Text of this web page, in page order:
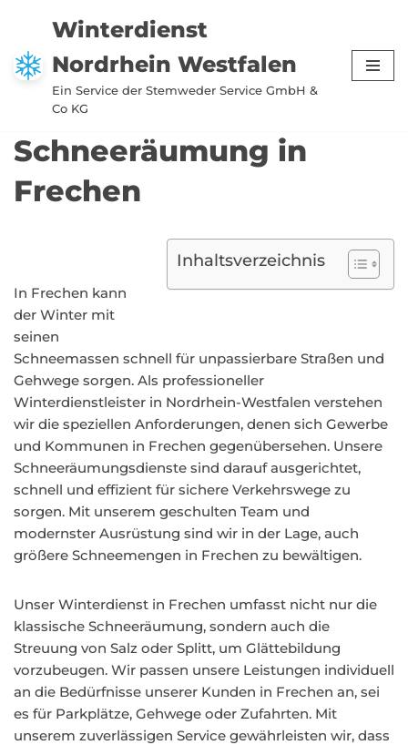
Zum
Inhalt
springen
Winterdienst
Nordrhein Westfalen
Ein Service der Stemweder Service GmbH &
Co KG
Schneeräumung in
Frechen
Inhaltsverzeichnis
In Frechen kann
der Winter mit
seinen
Schneemassen schnell für unpassierbare Straßen und
Gehwege sorgen. Als professioneller
Winterdienstleister in Nordrhein-Westfalen verstehen
wir die speziellen Anforderungen, denen sich Gewerbe
und Kommunen in Frechen gegenübersehen. Unsere
Schneeräumungsdienste sind darauf ausgerichtet,
schnell und effizient für sichere Verkehrswege zu
sorgen. Mit unserem geschulten Team und
modernster Ausrüstung sind wir in der Lage, auch
größere Schneemengen in Frechen zu bewältigen.
Unser Winterdienst in Frechen umfasst nicht nur die
klassische Schneeräumung, sondern auch die
Streuung von Salz oder Splitt, um Glättebildung
vorzubeugen. Wir passen unsere Leistungen individuell
an die Bedürfnisse unserer Kunden in Frechen an, sei
es für Parkplätze, Gehwege oder Zufahrten. Mit
unserem zuverlässigen Service gewährleisten wir, dass